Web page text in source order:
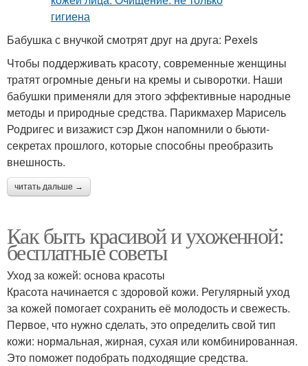
Бабушка с внучкой смотрят друг на друга: Pexels
Чтобы поддерживать красоту, современные женщины
тратят огромные деньги на кремы и сыворотки. Наши
бабушки применяли для этого эффективные народные
методы и природные средства. Парикмахер Марисель
Родригес и визажист сэр Джон напомнили о бьюти-
секретах прошлого, которые способны преобразить
внешность.
читать дальше →
Как быть красивой и ухоженной:
бесплатные советы
Уход за кожей: основа красоты
Красота начинается с здоровой кожи. Регулярный уход
за кожей помогает сохранить её молодость и свежесть.
Первое, что нужно сделать, это определить свой тип
кожи: нормальная, жирная, сухая или комбинированная.
Это поможет подобрать подходящие средства.